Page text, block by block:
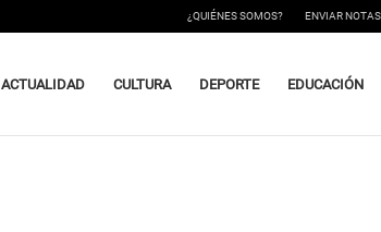
¿QUIÉNES SOMOS? ENVIAR
ACTUALIDAD CULTURA DEPORTE EDUCACIÓN